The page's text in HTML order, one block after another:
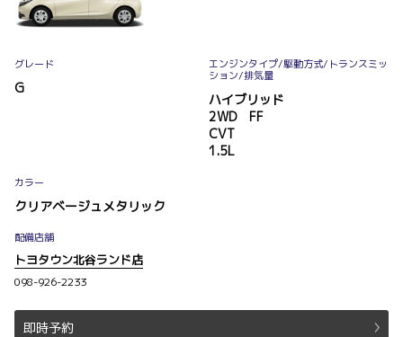
グレード
G
エンジンタイプ/駆動方式/ トランスミッ
ション/排気量
ハイブリッド
2WD FF
CVT
1.5L
カラー
クリアベージュメタリック
配備店舗
トヨタウン北谷ランド店
098-926-2233
即時予約